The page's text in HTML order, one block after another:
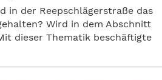
in der Reepschlägerstraße das
Wird in dem Abschnitt
dieser Thematik beschäftigte